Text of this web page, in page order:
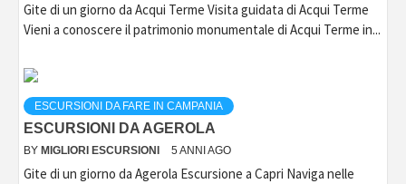
Gite di un giorno da Acqui Terme Visita guidata di Acqui Terme
Vieni a conoscere il patrimonio monumentale di Acqui Terme in...
ESCURSIONI DA FARE IN CAMPANIA
ESCURSIONI DA AGEROLA
BY MIGLIORI ESCURSIONI 5 ANNI AGO
Gite di un giorno da Agerola Escursione a Capri Naviga nelle